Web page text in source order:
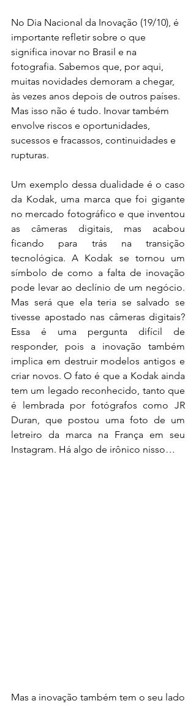
No Dia Nacional da Inovação (19/10), é
importante refletir sobre o que
significa inovar no Brasil e na
fotografia. Sabemos que, por aqui,
muitas novidades demoram a chegar,
às vezes anos depois de outros países.
Mas isso não é tudo. Inovar também
envolve riscos e oportunidades,
sucessos e fracassos, continuidades e
rupturas.
Um exemplo dessa dualidade é o caso
da Kodak, uma marca que foi gigante
no mercado fotográfico e que inventou
as câmeras digitais, mas acabou
ficando para trás na transição
tecnológica. A Kodak se tornou um
símbolo de como a falta de inovação
pode levar ao declínio de um negócio.
Mas será que ela teria se salvado se
tivesse apostado nas câmeras digitais?
Essa é uma pergunta difícil de
responder, pois a inovação também
implica em destruir modelos antigos e
criar novos. O fato é que a Kodak ainda
tem um legado reconhecido, tanto que
é lembrada por fotógrafos como JR
Duran, que postou uma foto de um
letreiro da marca na França em seu
Instagram. Há algo de irônico nisso…
Mas a inovação também tem o seu lado